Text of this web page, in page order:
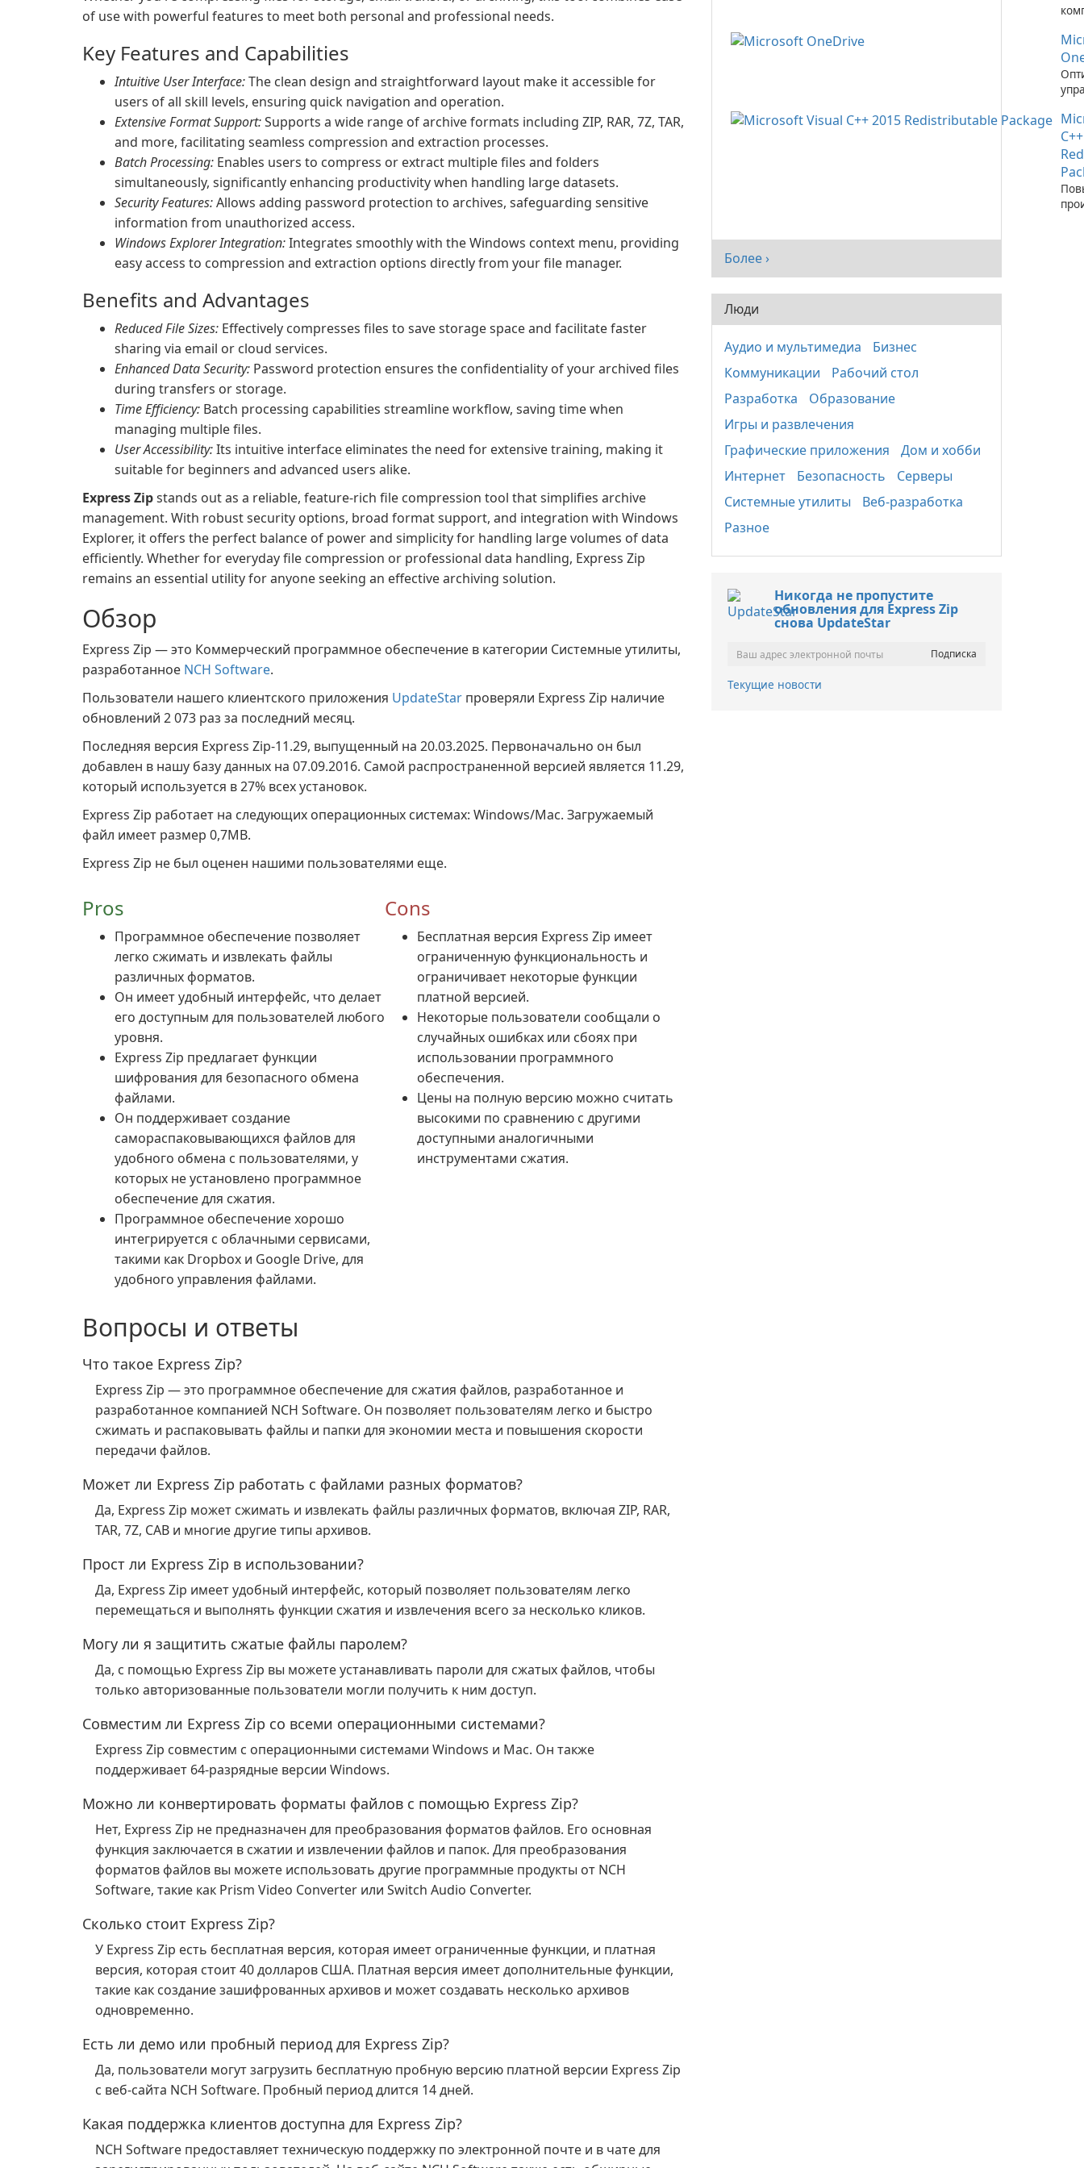
of use with powerful features to meet both personal and professional needs.
Key Features and Capabilities
Intuitive User Interface:The clean design and straightforward layout make it accessible for
users of all skill levels, ensuring quick navigation and operation.
Extensive Format Support:Supports a wide range of archive formats including ZIP, RAR, 7Z, TAR,
and more, facilitating seamless compression and extraction processes.
Batch Processing: Enables users to compress or extract multiple files and folders
simultaneously, significantly enhancing productivity when handling large datasets.
Security Features:Allows adding password protection to archives, safeguarding sensitive
information from unauthorized access.
Windows Explorer Integration:Integrates smoothly with the Windows context menu, providing
easy access to compression and extraction options directly from your file manager.
Benefits and Advantages
Reduced File Sizes: Effectively compresses files to save storage space and facilitate faster
sharing via email or cloud services.
Enhanced Data Security: Password protection ensures the confidentiality of your archived files
during transfers or storage.
Time Efficiency: Batch processing capabilities streamline workflow, saving time when
managing multiple files.
User Accessibility:Its intuitive interface eliminates the need for extensive training, making it
suitable for beginners and advanced users alike.
Express Zipstands out as a reliable, feature-rich file compression tool that simplifies archive
management. With robust security options, broad format support, and integration with Windows
Explorer, it offers the perfect balance of power and simplicity for handling large volumes of data
efficiently. Whether for everyday file compression or professional data handling, Express Zip
remains an essential utility for anyone seeking an effective archiving solution.
Обзор
Express Zip — это Коммерческий программное обеспечение в категории Системные утилиты,
разработанное NCH Software.
Пользователи нашего клиентского приложения UpdateStar проверяли Express Zip наличие
обновлений 2 073 раз за последний месяц.
Последняя версия Express Zip-11.29, выпущенный на 20.03.2025. Первоначально он был
добавлен в нашу базу данных на 07.09.2016. Самой распространенной версией является 11.29,
который используется в 27% всех установок.
Express Zip работает на следующих операционных системах: Windows/Mac. Загружаемый
файл имеет размер 0,7MB.
Express Zip не был оценен нашими пользователями еще.
Pros
Программное обеспечение позволяет
легко сжимать и извлекать файлы
различных форматов.
Он имеет удобный интерфейс, что делает
его доступным для пользователей любого
уровня.
Express Zip предлагает функции
шифрования для безопасного обмена
файлами.
Он поддерживает создание
самораспаковывающихся файлов для
удобного обмена с пользователями, у
которых не установлено программное
обеспечение для сжатия.
Программное обеспечение хорошо
интегрируется с облачными сервисами,
такими как Dropbox и Google Drive, для
удобного управления файлами.
Cons
Бесплатная версия Express Zip имеет
ограниченную функциональность и
ограничивает некоторые функции
платной версией.
Некоторые пользователи сообщали о
случайных ошибках или сбоях при
использовании программного
обеспечения.
Цены на полную версию можно считать
высокими по сравнению с другими
доступными аналогичными
инструментами сжатия.
Вопросы и ответы
Что такое Express Zip?
Express Zip — это программное обеспечение для сжатия файлов, разработанное и
разработанное компанией NCH Software. Он позволяет пользователям легко и быстро
сжимать и распаковывать файлы и папки для экономии места и повышения скорости
передачи файлов.
Может ли Express Zip работать с файлами разных форматов?
Да, Express Zip может сжимать и извлекать файлы различных форматов, включая ZIP, RAR,
TAR, 7Z, CAB и многие другие типы архивов.
Прост ли Express Zip в использовании?
Да, Express Zip имеет удобный интерфейс, который позволяет пользователям легко
перемещаться и выполнять функции сжатия и извлечения всего за несколько кликов.
Могу ли я защитить сжатые файлы паролем?
Да, с помощью Express Zip вы можете устанавливать пароли для сжатых файлов, чтобы
только авторизованные пользователи могли получить к ним доступ.
Совместим ли Express Zip со всеми операционными системами?
Express Zip совместим с операционными системами Windows и Mac. Он также
поддерживает 64-разрядные версии Windows.
Можно ли конвертировать форматы файлов с помощью Express Zip?
Нет, Express Zip не предназначен для преобразования форматов файлов. Его основная
функция заключается в сжатии и извлечении файлов и папок. Для преобразования
форматов файлов вы можете использовать другие программные продукты от NCH
Software, такие как Prism Video Converter или Switch Audio Converter.
Сколько стоит Express Zip?
У Express Zip есть бесплатная версия, которая имеет ограниченные функции, и платная
версия, которая стоит 40 долларов США. Платная версия имеет дополнительные функции,
такие как создание зашифрованных архивов и может создавать несколько архивов
одновременно.
Есть ли демо или пробный период для Express Zip?
Да, пользователи могут загрузить бесплатную пробную версию платной версии Express Zip
с веб-сайта NCH Software. Пробный период длится 14 дней.
Какая поддержка клиентов доступна для Express Zip?
NCH Software предоставляет техническую поддержку по электронной почте и в чате для
C++
Более ›
Люди
Аудио и мультимедиа
Бизнес
Коммуникации
Рабочий стол
Разработка
Образование
Игры и развлечения
Графические приложения
Дом и хобби
Интернет
Безопасность
Серверы
Системные утилиты
Веб-разработка
Разное
Никогда не пропустите
обновления для Express Zip
снова UpdateStar
Текущие новости